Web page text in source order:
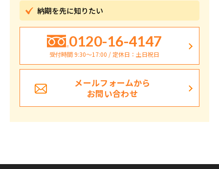
納期を先に知りたい
0120-16-4147
受付時間 9:30〜17:00 / 定休日：土日祝日
メールフォームから
お問い合わせ